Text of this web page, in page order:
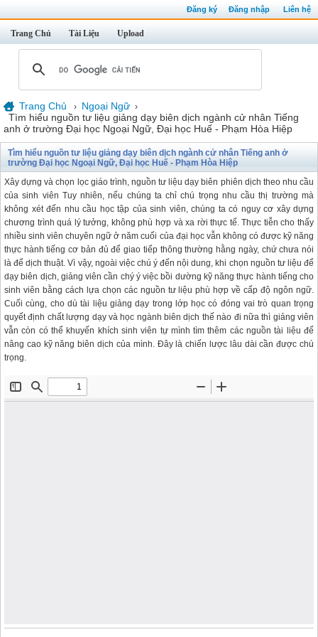
Đăng ký Đăng nhập Liên hệ
Trang Chủ Tài Liệu Upload
Trang Chủ › Ngoại Ngữ ›
Tìm hiểu nguồn tư liệu giảng dạy biên dịch ngành cử nhân Tiếng
anh ở trường Đại học Ngoại Ngữ, Đại học Huế - Phạm Hòa Hiệp
Tìm hiểu nguồn tư liệu giảng dạy biên dịch ngành cử nhân Tiếng anh ở
trường Đại học Ngoại Ngữ, Đại học Huế - Phạm Hòa Hiệp
Xây dựng và chọn lọc giáo trình, nguồn tư liệu dạy biên phiên dịch theo nhu cầu
của sinh viên Tuy nhiên, nếu chúng ta chỉ chú trọng nhu cầu thị trường mà
không xét đến nhu cầu học tập của sinh viên, chúng ta có nguy cơ xây dựng
chương trình quá lý tưởng, không phù hợp và xa rời thực tế. Thực tiễn cho thấy
nhiều sinh viên chuyên ngữ ở năm cuối của đại học vẫn không có được kỹ năng
thực hành tiếng cơ bản đủ để giao tiếp thông thường hằng ngày, chứ chưa nói
là để dịch thuật. Vì vậy, ngoài việc chú ý đến nội dung, khi chọn nguồn tư liệu để
dạy biên dịch, giảng viên cần chý ý việc bồi dường kỹ năng thực hành tiếng cho
sinh viên bằng cách lựa chọn các nguồn tư liệu phù hợp về cấp độ ngôn ngữ.
Cuối cùng, cho dù tài liệu giảng dạy trong lớp học có đóng vai trò quan trọng
quyết định chất lượng dạy và học ngành biên dịch thế nào đi nữa thì giảng viên
vẫn còn có thể khuyến khích sinh viên tự mình tìm thêm các nguồn tài liệu để
nâng cao kỹ năng biên dịch của mình. Đây là chiến lược lâu dài cần được chú
trọng.